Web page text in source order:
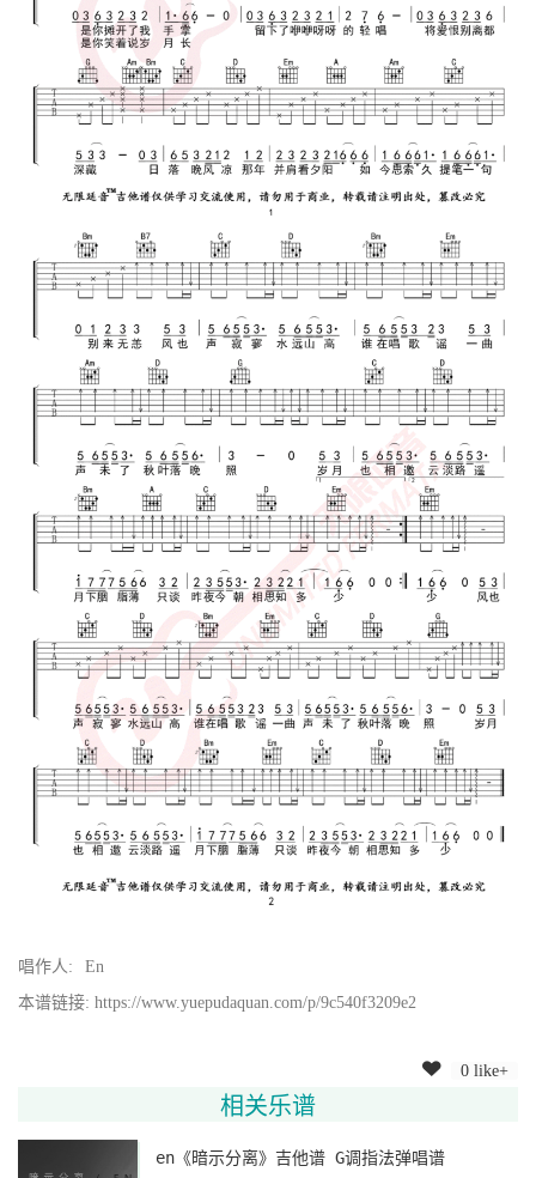
唱作人:
En
本谱链接: https://www.yuepudaquan.com/p/9c540f3209e2
0 like+
相关乐谱
en《暗示分离》吉他谱 G调指法弹唱谱